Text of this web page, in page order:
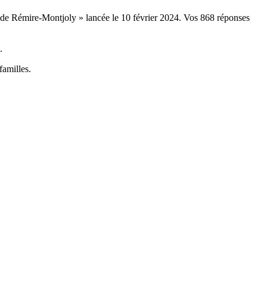
Rémire-Montjoly » lancée le 10 février 2024. Vos 868 réponses